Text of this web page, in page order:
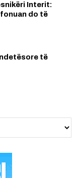
Interit:
do të
të